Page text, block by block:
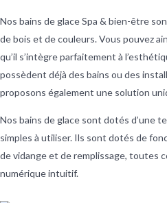
Nos bains de glace Spa & bien-être
de bois et de couleurs. Vous pouvez
qu’il s’intègre parfaitement à
possèdent déjà des bains ou des
proposons également une solution
Nos bains de glace sont dotés d’une
simples à utiliser. Ils sont dotés de
de vidange et de remplissage, toutes
numérique intuitif.